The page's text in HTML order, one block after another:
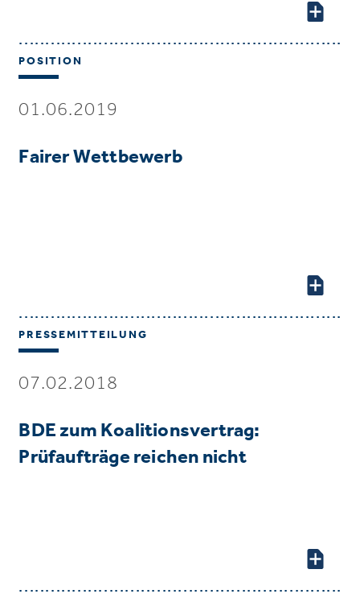
POSITION
01.06.2019
Fairer Wettbewerb
PRESSEMITTEILUNG
07.02.2018
BDE zum Koalitionsvertrag:
Prüfaufträge reichen nicht